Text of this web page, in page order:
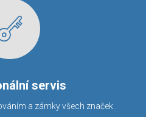
servis
a zámky všech značek.